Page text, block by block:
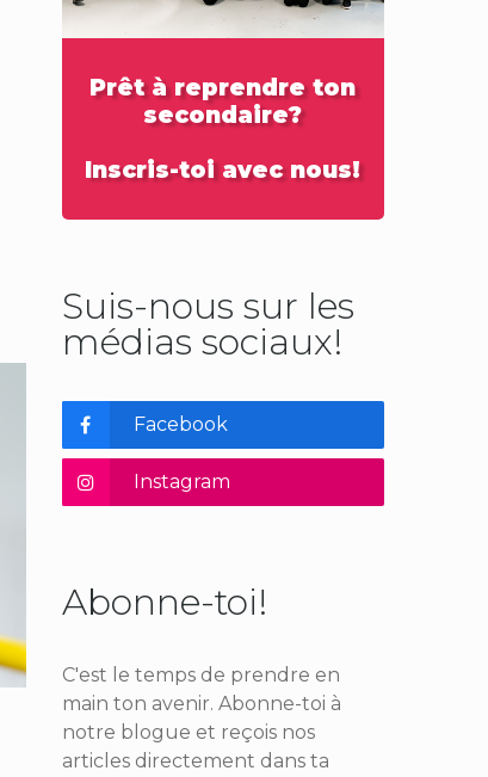
Prêt à reprendre ton
secondaire?
Inscris-toi avec nous!
Suis-nous sur les
médias sociaux!
Facebook
Instagram
Abonne-toi!
C'est le temps de prendre en
main ton avenir. Abonne-toi à
notre blogue et reçois nos
articles directement dans ta